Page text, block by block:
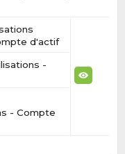
d'actif
-
- Compte